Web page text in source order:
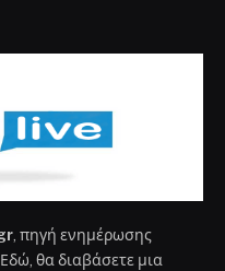
, πηγή ενημέρωσης
θα διαβάσετε μια